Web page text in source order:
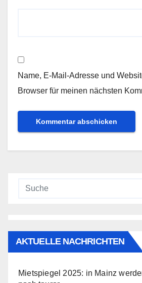
Name, E-Mail-Adresse und
Browser für meinen nächsten
AKTUELLE NACHRICHTEN
Mietspiegel 2025: in Mainz